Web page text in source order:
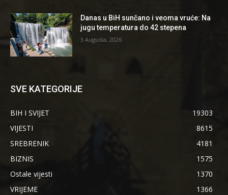
Danas u BiH sunčano i veoma vruće: Na
jugu temperatura do 42 stepena
3 Augusta, 2026
SVE KATEGORIJE
BIH I SVIJET
19303
VIJESTI
8615
SREBRENIK
4181
BIZNIS
1575
Ostale vijesti
1370
VRIJEME
1366